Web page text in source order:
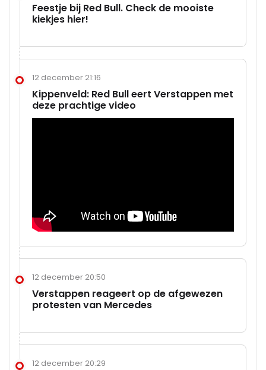
Feestje bij Red Bull. Check de mooiste
kiekjes hier!
12 december 21:16
Kippenveld: Red Bull eert Verstappen met
deze prachtige video
12 december 20:50
Verstappen reageert op de afgewezen
protesten van Mercedes
12 december 20:29